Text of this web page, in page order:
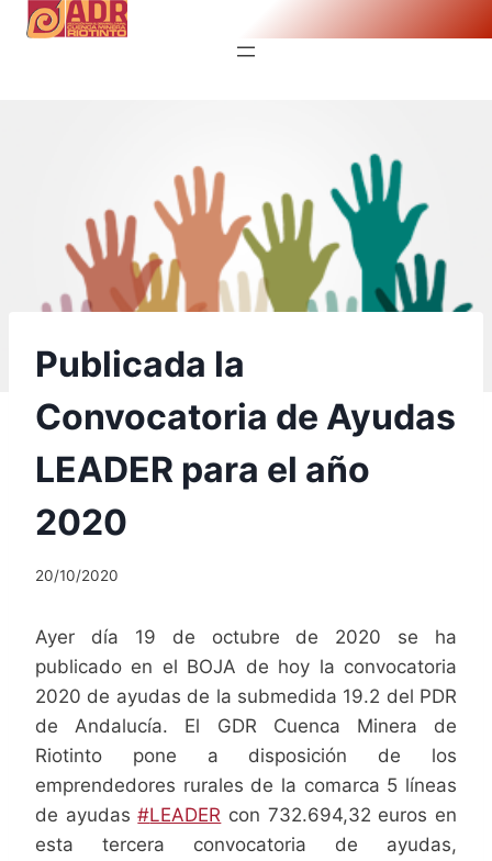
Saltar
Publicada la
Convocatoria de Ayudas
LEADER para el año
2020
20/10/2020
Ayer día 19 de octubre de 2020 se ha
publicado en el BOJA de hoy la convocatoria
2020 de ayudas de la submedida 19.2 del PDR
de Andalucía. El GDR Cuenca Minera de
Riotinto pone a disposición de los
emprendedores rurales de la comarca 5 líneas
de ayudas#LEADER con 732.694,32 euros en
esta tercera convocatoria de ayudas,